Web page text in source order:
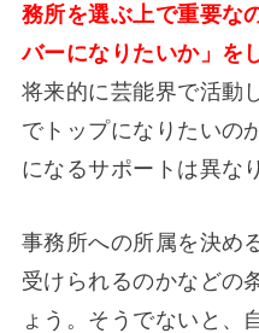
務所を選ぶ上で重要な
バーになりたいか」を
将来的に芸能界で活動
でトップになりたいの
になるサポートは異な
事務所への所属を決め
受けられるのかなどの
ょう。そうでないと、